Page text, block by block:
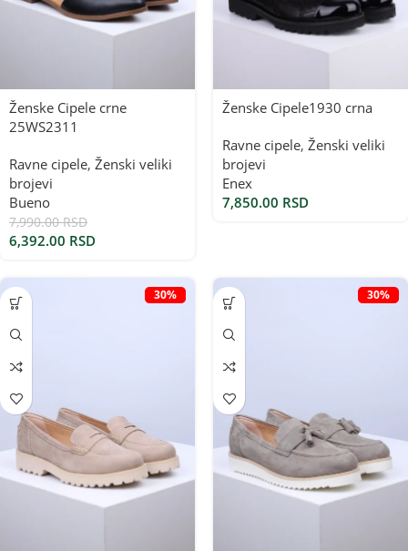
Ženske Cipele crne
25WS2311
Ravne cipele, Ženski veliki
brojevi
Bueno
7,990.00RSD
6,392.00 RSD
Ženske Cipele1930 crna
Ravne cipele, Ženski veliki
brojevi
Enex
7,850.00 RSD
30% 30%